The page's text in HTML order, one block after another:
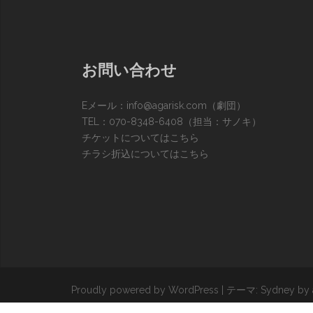
お問い合わせ
Eメール： info@agarisk.com （劇団）
TEL：070-8348-6408（担当：サノキ）
チケットについてはこちら
チラシ折込についてはこちら
Proudly powered by WordPress テーマ: Sydney by